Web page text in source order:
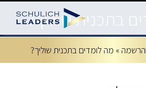
בתכנית שוליך?
» מה לומדים בתכנית שוליך?